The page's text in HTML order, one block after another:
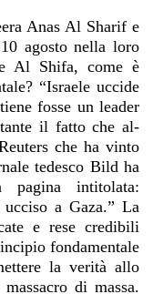
Anas Al Sharif e
agosto nella loro
Al Shifa, come è
“Israele uccide
fosse un leader
il fatto che al-
che ha vinto
tedesco Bild ha
intitolata:
a Gaza.” La
e rese credibili
fondamentale
la verità allo
di massa.